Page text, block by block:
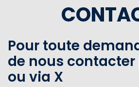
Pour toute
de nous
ou via X